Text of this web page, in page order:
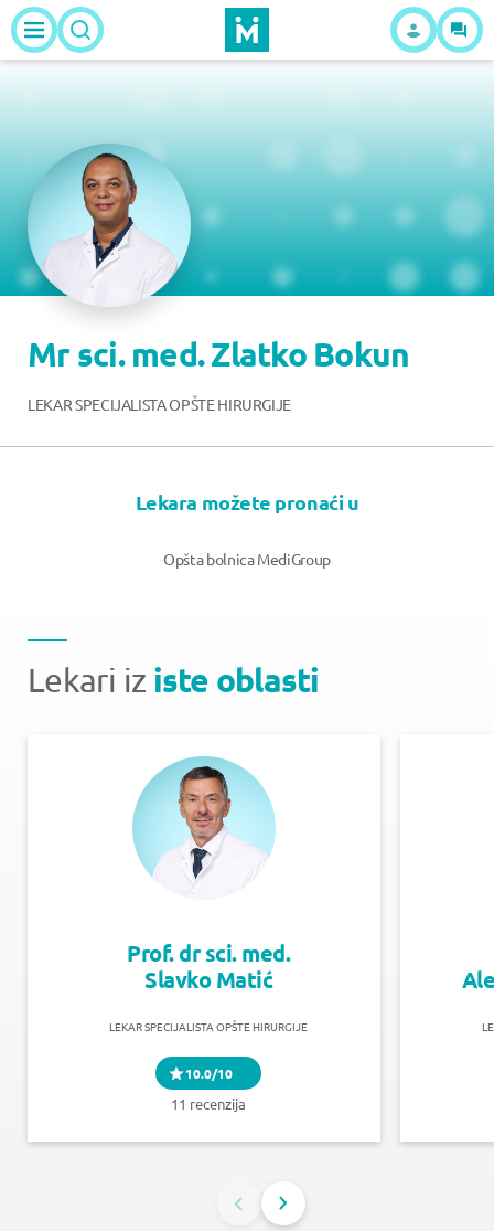
Mr sci. med. Zlatko Bokun
LEKAR SPECIJALISTA OPŠTE HIRURGIJE
Lekara možete pronaći u
Opšta bolnica MediGroup
Lekari iz iste oblasti
Prof. dr sci. med.
Slavko Matić
LEKAR SPECIJALISTA OPŠTE HIRURGIJE
10.0/10
11 recenzija